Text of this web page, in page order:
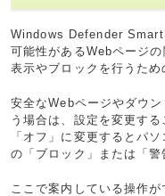
Windows Defender
可能性があるWebページ
表示やブロックを行うため
安全なWebページやダウ
う場合は、設定を変更する
「オフ」に変更するとパ
の「ブロック」または「警
ここで案内している操作